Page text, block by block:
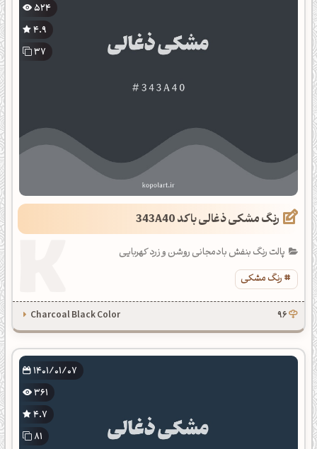
524
4.9
37
رنگ مشکی ذغالی با کد 343A40
پالت رنگ بنفش بادمجانی روشن و زرد کهربایی
رنگ مشکی
96
Charcoal Black Color
1401/01/07
361
4.7
81